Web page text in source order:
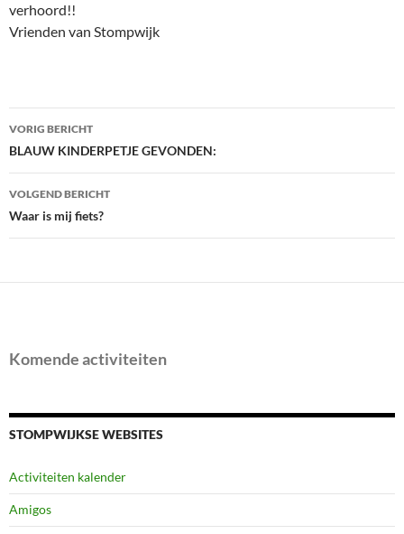
verhoord!!
Vrienden van Stompwijk
Bericht
navigatie
VORIG BERICHT
BLAUW KINDERPETJE GEVONDEN:
VOLGEND BERICHT
Waar is mij fiets?
Komende activiteiten
STOMPWIJKSE WEBSITES
Activiteiten kalender
Amigos